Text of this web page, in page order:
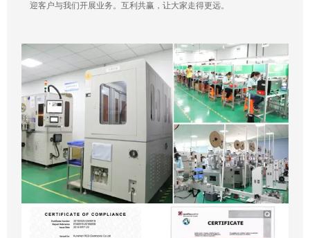
迎客户与我们开展业务。互利共赢，让大家走得更远。